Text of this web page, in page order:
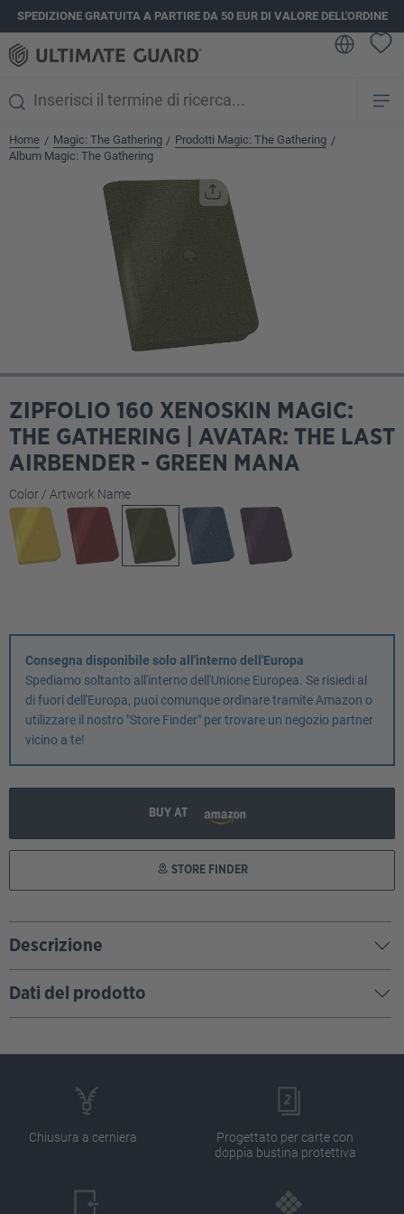
principale
SPEDIZIONE GRATUITA A PARTIRE DA 50 EUR DI VALORE DELL'ORDINE
Home / Magic: The Gathering / Prodotti Magic: The Gathering /
Album Magic: The Gathering
Salta la galleria di immagini
ZIPFOLIO 160 XENOSKIN MAGIC:
THE GATHERING | AVATAR: THE LAST
AIRBENDER - GREEN MANA
Seleziona
Color / Artwork Name
Consegna disponibile solo all'interno dell'Europa
Spediamo soltanto all'interno dell'Unione Europea. Se risiedi al
di fuori dell'Europa, puoi comunque ordinare tramite Amazon o
utilizzare il nostro "Store Finder" per trovare un negozio partner
vicino a te!
BUY AT
STORE FINDER
Descrizione
Dati del prodotto
Chiusura a cerniera
Progettato per carte con
doppia bustina protettiva